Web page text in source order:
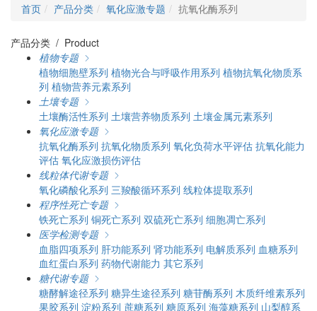
首页
产品分类 氧化应激专题 抗氧化酶系列
产品分类 / Product
植物专题
植物细胞壁系列 植物光合与呼吸作用系列 植物抗氧化物质系
列 植物营养元素系列
土壤专题
土壤酶活性系列 土壤营养物质系列 土壤金属元素系列
氧化应激专题
抗氧化酶系列 抗氧化物质系列 氧化负荷水平评估 抗氧化能力
评估 氧化应激损伤评估
线粒体代谢专题
氧化磷酸化系列 三羧酸循环系列 线粒体提取系列
程序性死亡专题
铁死亡系列 铜死亡系列 双硫死亡系列 细胞凋亡系列
医学检测专题
血脂四项系列 肝功能系列 肾功能系列 电解质系列 血糖系列
血红蛋白系列 药物代谢能力 其它系列
糖代谢专题
糖酵解途径系列 糖异生途径系列 糖苷酶系列 木质纤维素系列
果胶系列 淀粉系列 蔗糖系列 糖原系列 海藻糖系列 山梨醇系